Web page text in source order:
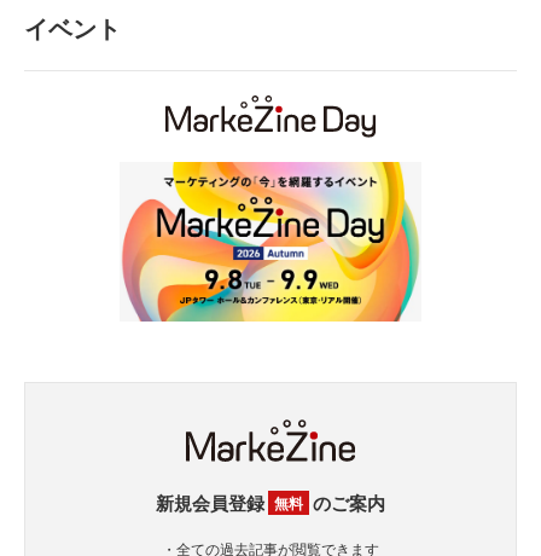
イベント
新規会員登録 無料 のご案内
・全ての過去記事が閲覧できます